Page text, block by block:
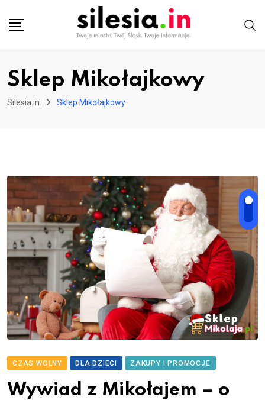
Sklep Mikołajkowy
Silesia.in Sklep Mikołajkowy
CZAS WOLNY DLA DZIECI ZAKUPY I PROMOCJE
Wywiad z Mikołajem – o